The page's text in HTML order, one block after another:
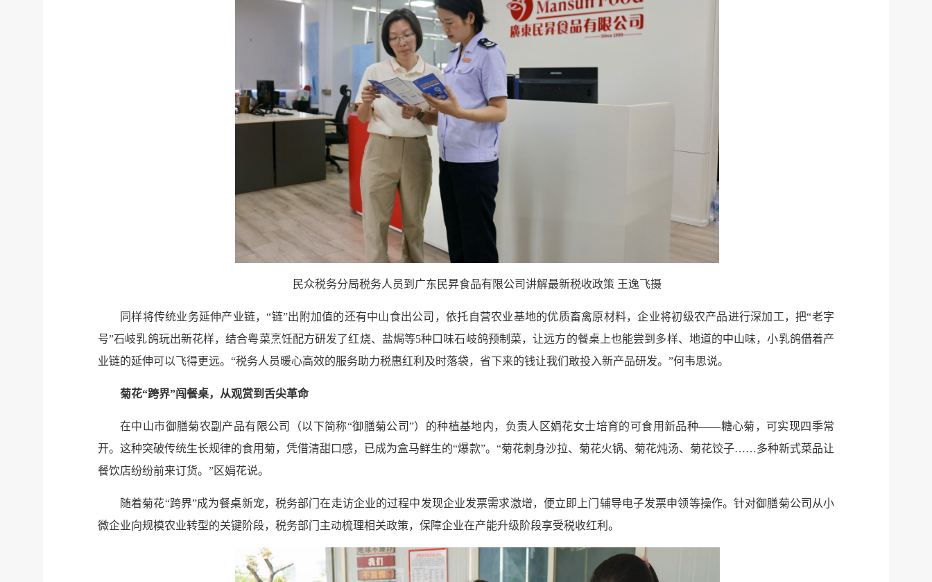
民众税务分局税务人员到广东民昇食品有限公司讲解最新税收政策 王逸飞摄
同样将传统业务延伸产业链，“链”出附加值的还有中山食出公司，依托自营农业基地的优质畜禽原材料，企业将初级农产品进行深加工，把“老字
号”石岐乳鸽玩出新花样，结合粤菜烹饪配方研发了红烧、盐焗等5种口味石岐鸽预制菜，让远方的餐桌上也能尝到多样、地道的中山味，小乳鸽借着产
业链的延伸可以飞得更远。“税务人员暖心高效的服务助力税惠红利及时落袋，省下来的钱让我们敢投入新产品研发。”何韦思说。
菊花“跨界”闯餐桌，从观赏到舌尖革命
在中山市御膳菊农副产品有限公司（以下简称“御膳菊公司”）的种植基地内，负责人区娟花女士培育的可食用新品种——糖心菊，可实现四季常
开。这种突破传统生长规律的食用菊，凭借清甜口感，已成为盒马鲜生的“爆款”。“菊花刺身沙拉、菊花火锅、菊花炖汤、菊花饺子……多种新式菜品让
餐饮店纷纷前来订货。”区娟花说。
随着菊花“跨界”成为餐桌新宠，税务部门在走访企业的过程中发现企业发票需求激增，便立即上门辅导电子发票申领等操作。针对御膳菊公司从小
微企业向规模农业转型的关键阶段，税务部门主动梳理相关政策，保障企业在产能升级阶段享受税收红利。